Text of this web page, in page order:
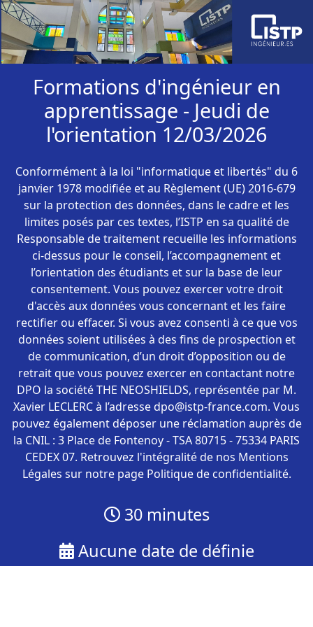
Formations d'ingénieur en
apprentissage - Jeudi de
l'orientation 12/03/2026
Conformément à la loi "informatique et libertés" du 6
janvier 1978 modifiée et au Règlement (UE) 2016-679
sur la protection des données, dans le cadre et les
limites posés par ces textes, l’ISTP en sa qualité de
Responsable de traitement recueille les informations
ci-dessus pour le conseil, l’accompagnement et
l’orientation des étudiants et sur la base de leur
consentement. Vous pouvez exercer votre droit
d'accès aux données vous concernant et les faire
rectifier ou effacer. Si vous avez consenti à ce que vos
données soient utilisées à des fins de prospection et
de communication, d’un droit d’opposition ou de
retrait que vous pouvez exercer en contactant notre
DPO la société THE NEOSHIELDS, représentée par M.
Xavier LECLERC à l’adresse dpo@istp-france.com. Vous
pouvez également déposer une réclamation auprès de
la CNIL : 3 Place de Fontenoy - TSA 80715 - 75334 PARIS
CEDEX 07. Retrouvez l'intégralité de nos Mentions
Légales sur notre page Politique de confidentialité.
30minutes
Aucune date de définie